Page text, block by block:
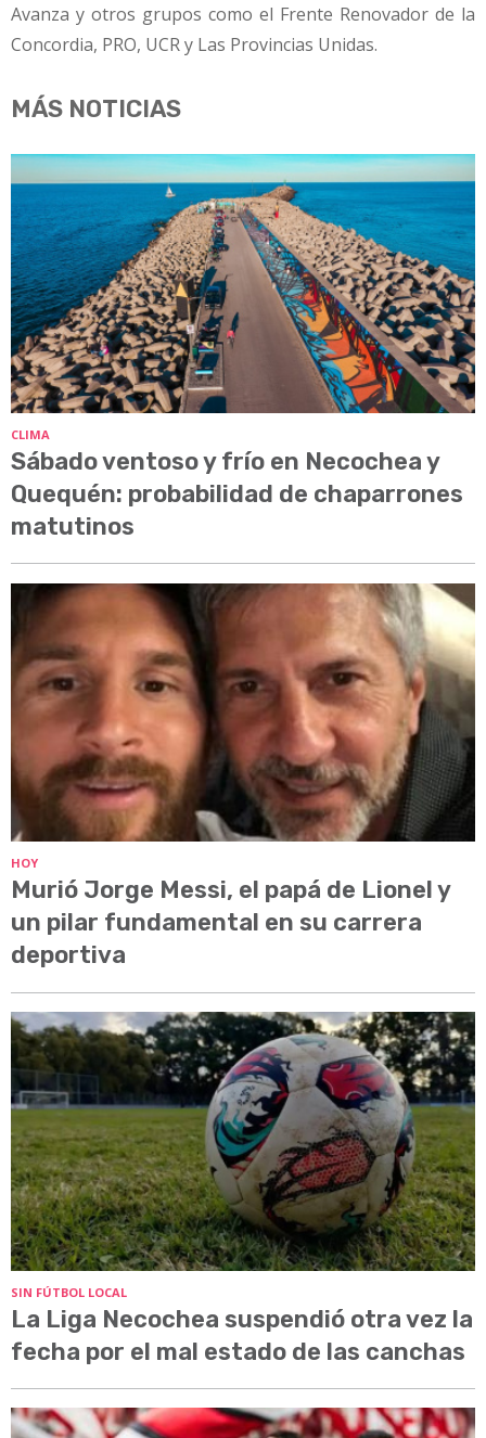
Avanza y otros grupos como el Frente Renovador de la
Concordia, PRO, UCR y Las Provincias Unidas.
MÁS NOTICIAS
CLIMA
Sábado ventoso y frío en Necochea y
Quequén: probabilidad de chaparrones
matutinos
HOY
Murió Jorge Messi, el papá de Lionel y
un pilar fundamental en su carrera
deportiva
SIN FÚTBOL LOCAL
La Liga Necochea suspendió otra vez la
fecha por el mal estado de las canchas